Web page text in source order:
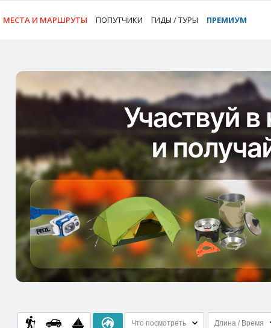
МЕСТА И МАРШРУТЫ ПОПУТЧИКИ ГИДЫ / ТУРЫ ПРЕМИУМ
Что посмотреть Длина / Время